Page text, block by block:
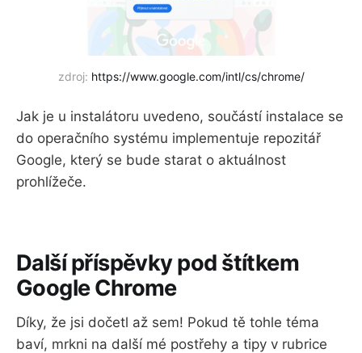
zdroj: https://www.google.com/intl/cs/chrome/
Jak je u instalátoru uvedeno, součástí instalace se
do operačního systému implementuje repozitář
Google, který se bude starat o aktuálnost
prohlížeče.
Další příspěvky pod štítkem
Google Chrome
Díky, že jsi dočetl až sem! Pokud tě tohle téma
baví, mrkni na další mé postřehy a tipy v rubrice